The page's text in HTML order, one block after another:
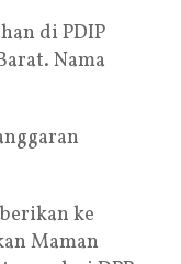
di PDIP
Nama
ke
Maman